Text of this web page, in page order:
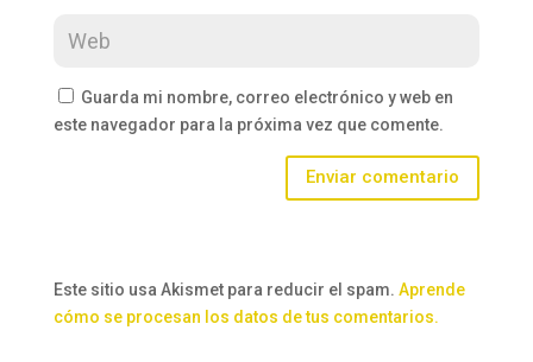
Guarda mi nombre, correo electrónico y web en
este navegador para la próxima vez que comente.
Enviar comentario
Este sitio usa Akismet para reducir el spam. Aprende
cómo se procesan los datos de tus comentarios.